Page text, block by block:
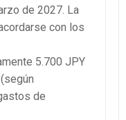
de 2027. La
con los
5.700 JPY
de